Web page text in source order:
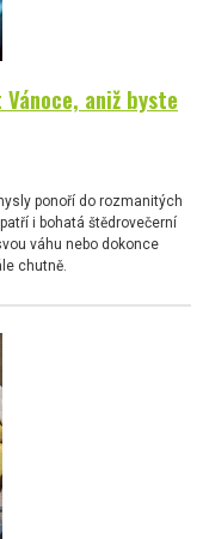
aniž byste
ponoří do rozmanitých
i bohatá štědrovečerní
váhu nebo dokonce
chutně.